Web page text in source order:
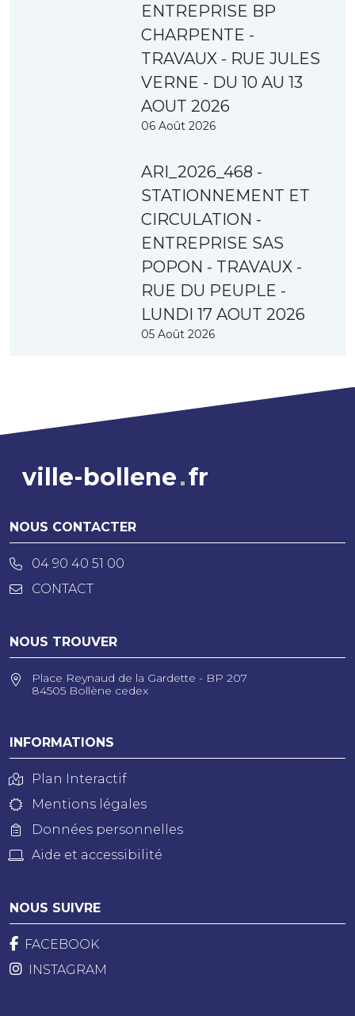
ENTREPRISE BP
CHARPENTE -
TRAVAUX - RUE JULES
VERNE - DU 10 AU 13
AOUT 2026
06 Août 2026
ARI_2026_468 -
STATIONNEMENT ET
CIRCULATION -
ENTREPRISE SAS
POPON - TRAVAUX -
RUE DU PEUPLE -
LUNDI 17 AOUT 2026
05 Août 2026
ville-bollene fr
NOUS CONTACTER
04 90 40 51 00
CONTACT
NOUS TROUVER
Place Reynaud de la Gardette - BP 207
84505 Bollène cedex
INFORMATIONS
Plan Interactif
Mentions légales
Données personnelles
Aide et accessibilité
NOUS SUIVRE
FACEBOOK
INSTAGRAM